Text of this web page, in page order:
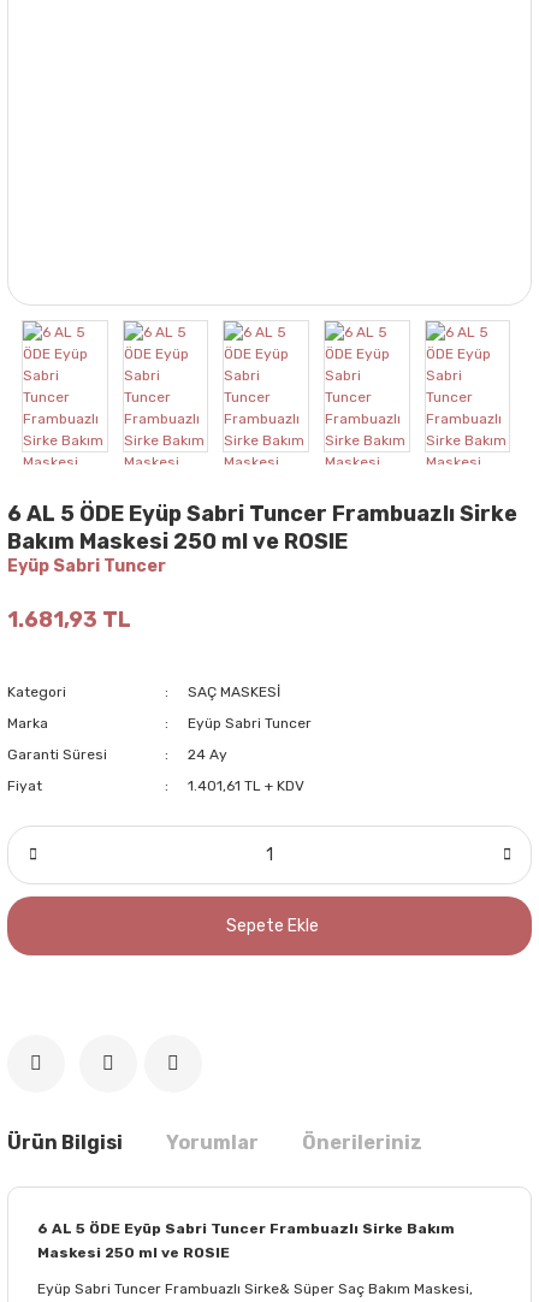
6 AL 5 ÖDE Eyüp Sabri Tuncer Frambuazlı Sirke
Bakım Maskesi 250 ml ve ROSIE
Eyüp Sabri Tuncer
1.681,93 TL
Kategori
SAÇ MASKESİ
Marka
Eyüp Sabri Tuncer
Garanti Süresi
24 Ay
Fiyat
1.401,61 TL + KDV
Sepete Ekle
Ürün Bilgisi Yorumlar Önerileriniz
6 AL 5 ÖDE Eyüp Sabri Tuncer Frambuazlı Sirke Bakım
Maskesi 250 ml ve ROSIE
Eyüp Sabri Tuncer Frambuazlı Sirke& Süper Saç Bakım Maskesi,